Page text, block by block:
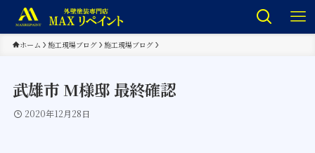
ホーム 施工現場ブログ 施工現場ブログ
武雄市 M様邸 最終確認
2020年12月28日